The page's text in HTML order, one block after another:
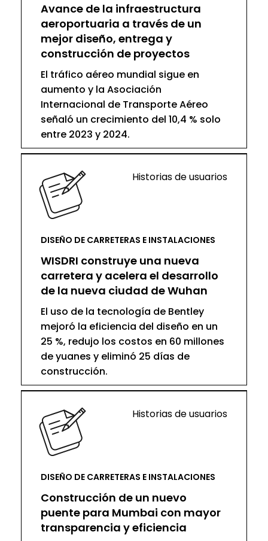
Avance de la infraestructura
aeroportuaria a través de un
mejor diseño, entrega y
construcción de proyectos
El tráfico aéreo mundial sigue en
aumento y la Asociación
Internacional de Transporte Aéreo
señaló un crecimiento del 10,4 % solo
entre 2023 y 2024.
Historias de usuarios
DISEÑO DE CARRETERAS E INSTALACIONES
WISDRI construye una nueva
carretera y acelera el desarrollo
de la nueva ciudad de Wuhan
El uso de la tecnología de Bentley
mejoró la eficiencia del diseño en un
25 %, redujo los costos en 60 millones
de yuanes y eliminó 25 días de
construcción.
Historias de usuarios
DISEÑO DE CARRETERAS E INSTALACIONES
Construcción de un nuevo
puente para Mumbai con mayor
transparencia y eficiencia